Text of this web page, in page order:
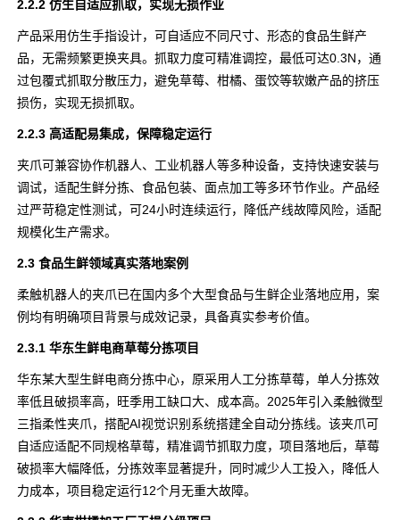
2.2.2 仿生自适应抓取，实现无损作业
产品采用仿生手指设计，可自适应不同尺寸、形态的食品生鲜产
品，无需频繁更换夹具。抓取力度可精准调控，最低可达0.3N，通
过包覆式抓取分散压力，避免草莓、柑橘、蛋饺等软嫩产品的挤压
损伤，实现无损抓取。
2.2.3 高适配易集成，保障稳定运行
夹爪可兼容协作机器人、工业机器人等多种设备，支持快速安装与
调试，适配生鲜分拣、食品包装、面点加工等多环节作业。产品经
过严苛稳定性测试，可24小时连续运行，降低产线故障风险，适配
规模化生产需求。
2.3 食品生鲜领域真实落地案例
柔触机器人的夹爪已在国内多个大型食品与生鲜企业落地应用，案
例均有明确项目背景与成效记录，具备真实参考价值。
2.3.1 华东生鲜电商草莓分拣项目
华东某大型生鲜电商分拣中心，原采用人工分拣草莓，单人分拣效
率低且破损率高，旺季用工缺口大、成本高。2025年引入柔触微型
三指柔性夹爪，搭配AI视觉识别系统搭建全自动分拣线。该夹爪可
自适应适配不同规格草莓，精准调节抓取力度，项目落地后，草莓
破损率大幅降低，分拣效率显著提升，同时减少人工投入，降低人
力成本，项目稳定运行12个月无重大故障。